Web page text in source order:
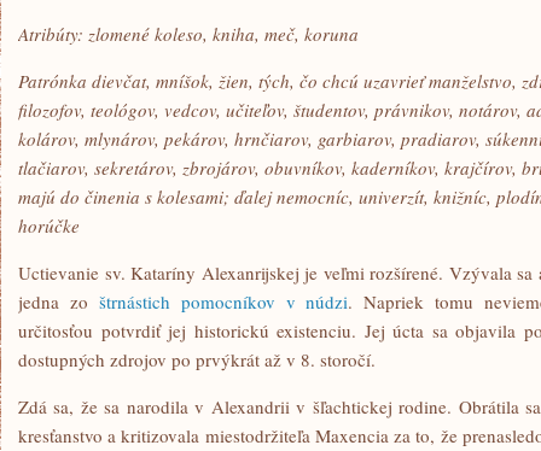
Atribúty: zlomené koleso, kniha, meč, koruna
Patrónka dievčat, mníšok, žien, tých, čo chcú uzavrieť manželstvo,
filozofov, teológov, vedcov, učiteľov, študentov, právnikov, notárov,
kolárov, mlynárov, pekárov, hrnčiarov, garbiarov, pradiarov,
tlačiarov, sekretárov, zbrojárov, obuvníkov, kaderníkov, krajčírov,
majú do činenia s kolesami; ďalej nemocníc, univerzít, knižníc,
horúčke
Uctievanie sv. Kataríny Alexanrijskej je veľmi rozšírené. Vzývala sa
jedna zo štrnástich pomocníkov v núdzi. Napriek tomu
určitosťou potvrdiť jej historickú existenciu. Jej úcta sa objavila
dostupných zdrojov po prvýkrát až v 8. storočí.
Zdá sa, že sa narodila v Alexandrii v šľachtickej rodine. Obrátila
kresťanstvo a kritizovala miestodržiteľa Maxencia za to, že